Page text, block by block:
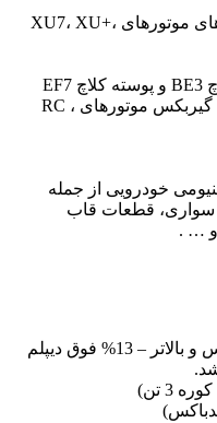
2-انواع سرسیلندر شامل سرسیلندرهای موتورهای XU7، XU+،
5- انوع پوسته گیربکس شامل پوسته گیربکس موتورهای RC ،
خودرویی از جمله
سواری، قطعات قاب
• نیروی انسانی 650 نفر (15% لیسانس و بالاتر – 13% فوق دیپلم